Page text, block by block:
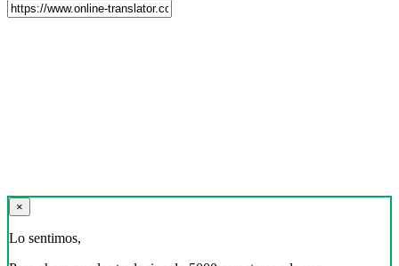
×
Lo sentimos,